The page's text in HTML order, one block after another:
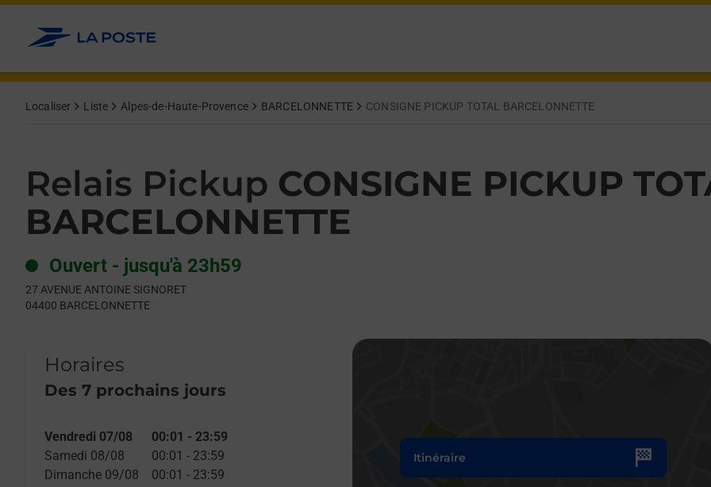
Allez au contenu
Localiser Liste Alpes-de-Haute-Provence BARCELONNETTE CONSIGNE PICKUP TOTAL BARCELONNETTE
Relais Pickup CONSIGNE PICKUP
BARCELONNETTE
Ouvert - jusqu'à 23h59
27 AVENUE ANTOINE SIGNORET
04400 BARCELONNETTE
Horaires
Des 7 prochains jours
Day of the WeekHours
Vendredi 07/08 00:01 - 23:59
Samedi 08/08
00:01 - 23:59
Dimanche 09/08
00:01 - 23:59
Itinéraire
Get directions to Relais Pickup at 27 AVENUE ANTOINE SIGNORET BARCELONNETTE,
lien s'ouvre dans un nouvel onglet